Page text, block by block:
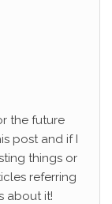
the future
post and if I
things or
referring
about it!